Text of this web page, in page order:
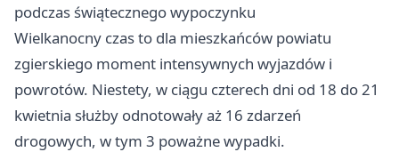
podczas świątecznego wypoczynku
Wielkanocny czas to dla mieszkańców powiatu
zgierskiego moment intensywnych wyjazdów i
powrotów. Niestety, w ciągu czterech dni od 18 do 21
kwietnia służby odnotowały aż 16 zdarzeń
drogowych, w tym 3 poważne wypadki.